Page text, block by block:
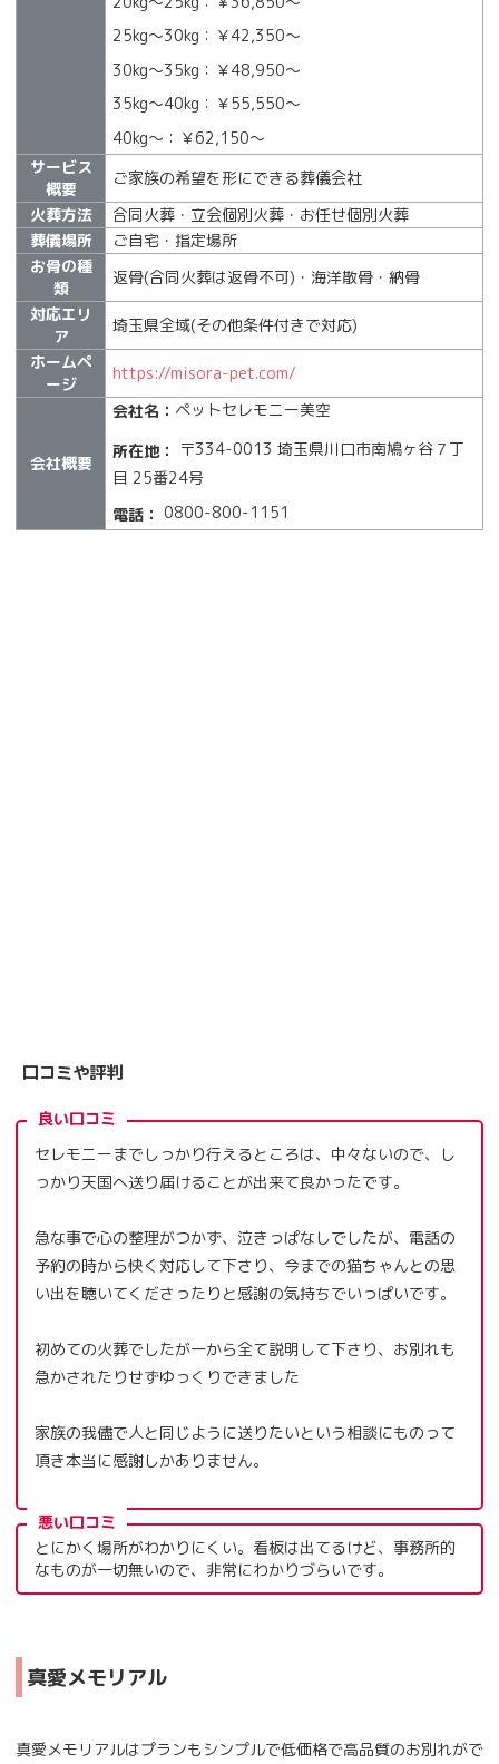
25kg〜30kg：￥42,350〜
30kg〜35kg：￥48,950〜
35kg〜40kg：￥55,550〜
40kg〜：￥62,150〜
サービス
概要
ご家族の希望を形にできる葬儀会社
火葬方法
合同火葬・立会個別火葬・お任せ個別火葬
葬儀場所
ご自宅・指定場所
お骨の種
類
返骨(合同火葬は返骨不可)・海洋散骨・納骨
対応エリ
ア
埼玉県全域(その他条件付きで対応)
ホームペ
ージ
https://misora-pet.com/
会社概要
会社名： ペットセレモニー美空
所在地：
〒334-0013 埼玉県川口市南鳩ヶ谷７丁
目 25番24号
電話： 0800-800-1151
口コミや評判
良い口コミ
セレモニーまでしっかり行えるところは、中々ないので、し
っかり天国へ送り届けることが出来て良かったです。
急な事で心の整理がつかず、泣きっぱなしでしたが、電話の
予約の時から快く対応して下さり、今までの猫ちゃんとの思
い出を聴いてくださったりと感謝の気持ちでいっぱいです。
初めての火葬でしたが一から全て説明して下さり、お別れも
急かされたりせずゆっくりできました
家族の我儘で人と同じように送りたいという相談にものって
頂き本当に感謝しかありません。
悪い口コミ
とにかく場所がわかりにくい。看板は出てるけど、事務所的
なものが一切無いので、非常にわかりづらいです。
真愛メモリアル
真愛メモリアルはプランもシンプルで低価格で高品質のお別れがで